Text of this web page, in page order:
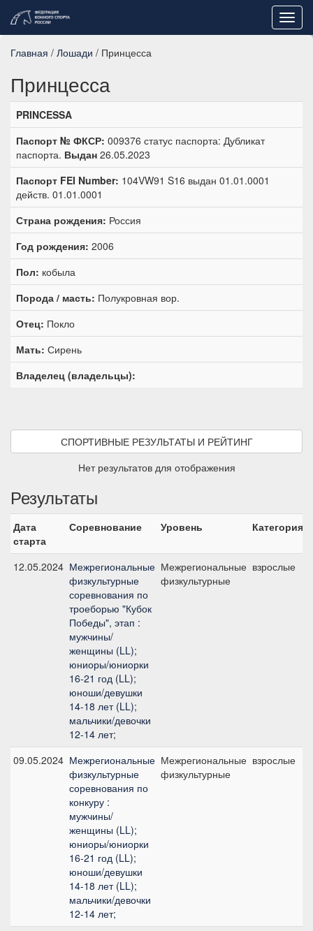
Главная / Лошади / Принцесса
Принцесса
PRINCESSA
Паспорт № ФКСР: 009376 статус паспорта: Дубликат
паспорта. Выдан 26.05.2023
Паспорт FEI Number: 104VW91 S16 выдан 01.01.0001
действ. 01.01.0001
Страна рождения: Россия
Год рождения: 2006
Пол: кобыла
Порода / масть: Полукровная вор.
Отец: Покло
Мать: Сирень
Владелец (владельцы):
СПОРТИВНЫЕ РЕЗУЛЬТАТЫ И РЕЙТИНГ
Нет результатов для отображения
Результаты
Дата
старта
Соревнование Уровень Категория
12.05.2024 Межрегиональные
физкультурные
соревнования по
троеборью "Кубок
Победы", этап :
мужчины/
женщины (LL);
юниоры/юниорки
16-21 год (LL);
юноши/девушки
14-18 лет (LL);
мальчики/девочки
12-14 лет;
Межрегиональные
физкультурные
взрослые
09.05.2024 Межрегиональные
физкультурные
соревнования по
конкуру :
мужчины/
женщины (LL);
юниоры/юниорки
16-21 год (LL);
юноши/девушки
14-18 лет (LL);
мальчики/девочки
12-14 лет;
Межрегиональные
физкультурные
взрослые